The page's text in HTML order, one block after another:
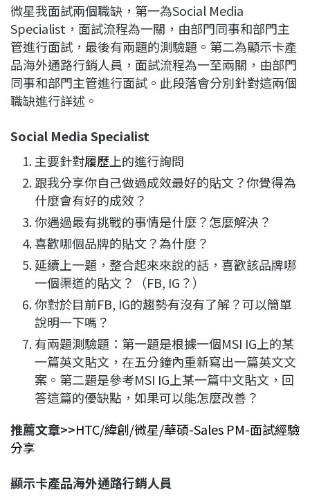
微星我面試兩個職缺，第一為Social Media
Specialist，面試流程為一關，由部門同事和部門主
管進行面試，最後有兩題的測驗題。第二為顯示卡產
品海外通路行銷人員，面試流程為一至兩關，由部門
同事和部門主管進行面試。此段落會分別針對這兩個
職缺進行詳述。
Social Media Specialist
主要針對履歷 上的進行詢問
跟我分享你自己做過成效最好的貼文？你覺得為
什麼會有好的成效？
你遇過最有挑戰的事情是什麼？怎麼解決？
喜歡哪個品牌的貼文？為什麼？
延續上一題，整合起來來說的話，喜歡該品牌哪
一個渠道的貼文？（FB, IG？）
你對於目前FB, IG的趨勢有沒有了解？可以簡單
說明一下嗎？
有兩題測驗題：第一題是根據一個MSI IG上的某
一篇英文貼文，在五分鐘內重新寫出一篇英文文
案。第二題是參考MSI IG上某一篇中文貼文，回
答這篇的優缺點，如果可以能怎麼改善？
​推薦文章>>HTC/緯創/微星/華碩-Sales PM-面試經驗
分享
顯示卡產品海外通路行銷人員